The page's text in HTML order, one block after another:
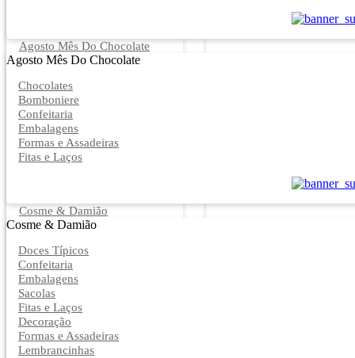
Agosto Mês Do Chocolate
Agosto Mês Do Chocolate
Chocolates
Bomboniere
Confeitaria
Embalagens
Formas e Assadeiras
Fitas e Laços
Cosme & Damião
Cosme & Damião
Doces Típicos
Confeitaria
Embalagens
Sacolas
Fitas e Laços
Decoração
Formas e Assadeiras
Lembrancinhas